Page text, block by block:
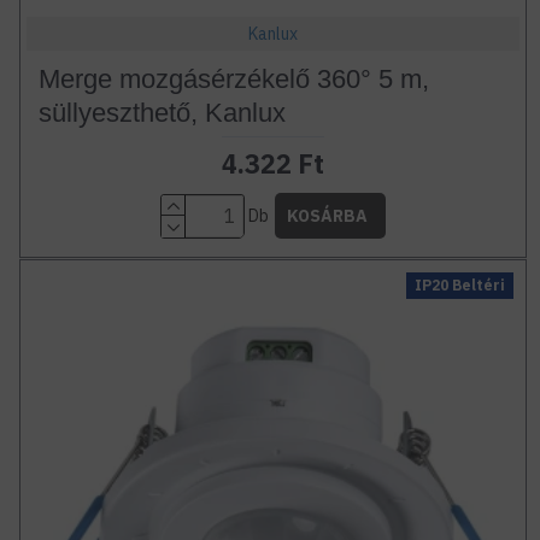
Kanlux
Merge mozgásérzékelő 360° 5 m,
süllyeszthető, Kanlux
4.322 Ft
Db KOSÁRBA
IP20 Beltéri